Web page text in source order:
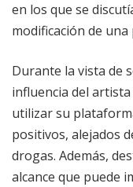
en los que se
modificación de una
Durante la vista de
influencia del
utilizar su
positivos, alejados
drogas. Además,
alcance que puede